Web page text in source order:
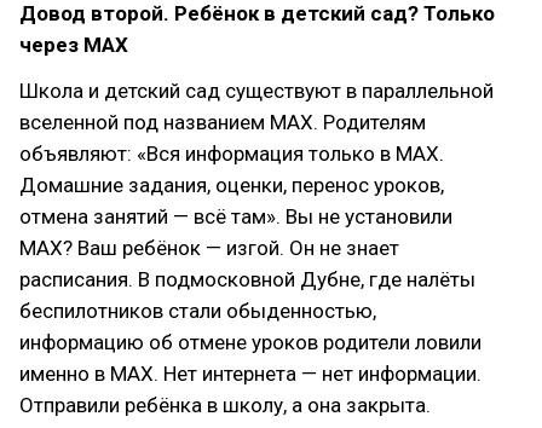
Довод второй. Ребёнок в детский сад? Только
через MAX
Школа и детский сад существуют в параллельной
вселенной под названием MAX. Родителям
объявляют: «Вся информация только в MAX.
Домашние задания, оценки, перенос уроков,
отмена занятий — всё там». Вы не установили
MAX? Ваш ребёнок — изгой. Он не знает
расписания. В подмосковной Дубне, где налёты
беспилотников стали обыденностью,
информацию об отмене уроков родители ловили
именно в MAX. Нет интернета — нет информации.
Отправили ребёнка в школу, а она закрыта.